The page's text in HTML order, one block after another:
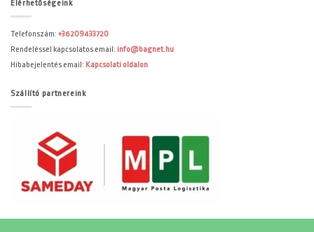
Elérhetőségeink
Telefonszám: +36209433720
Rendeléssel kapcsolatos email: info@bagnet.hu
Hibabejelentés email: Kapcsolati oldalon
Szállító partnereink